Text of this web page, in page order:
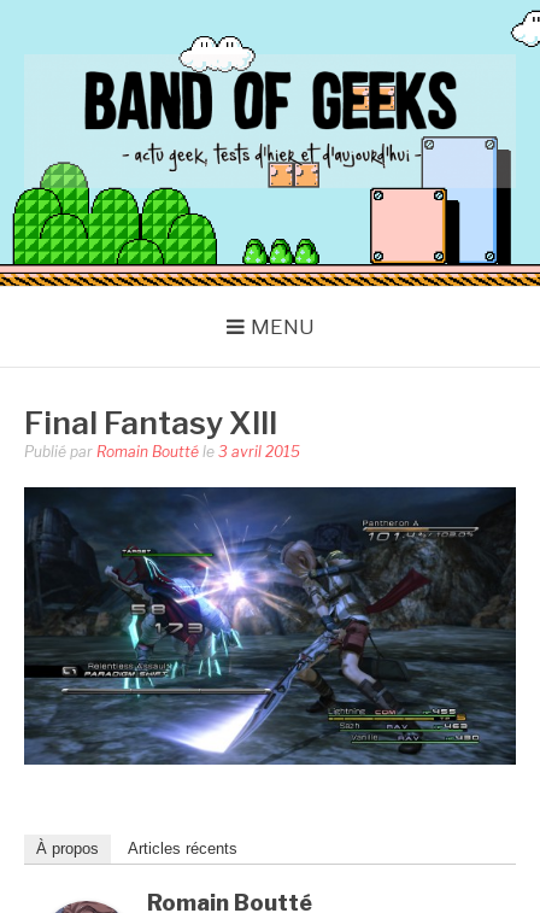
BAND OF GEEKS
Actu Geek d'hier et d'aujourd'hui
MENU
Final Fantasy XIII
Publié par Romain Boutté le 3 avril 2015
À propos Articles récents
Romain Boutté